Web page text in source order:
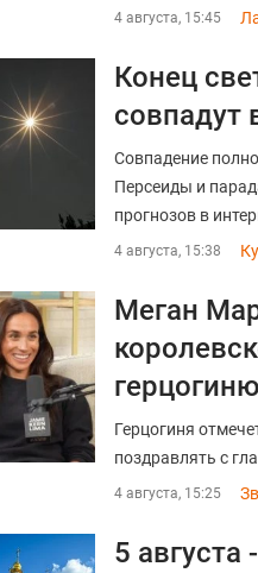
4 августа, 15:45
Конец
совпадут
Совпадение
Персеиды и
прогнозов в
4 августа, 15:38
Меган
герцогиню
Герцогиня
поздравлять с
4 августа, 15:25
5